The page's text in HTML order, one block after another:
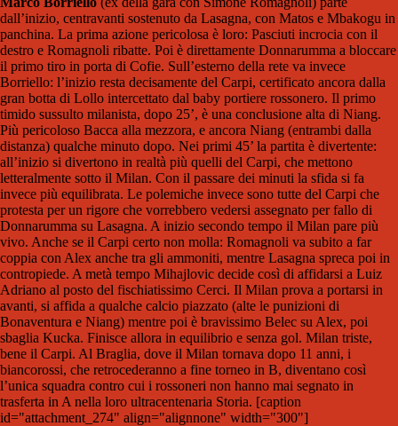
dall’inizio, centravanti sostenuto da Lasagna, con Matos e Mbakogu in
panchina. La prima azione pericolosa è loro: Pasciuti incrocia con il
destro e Romagnoli ribatte. Poi è direttamente Donnarumma a bloccare
il primo tiro in porta di Cofie. Sull’esterno della rete va invece
Borriello: l’inizio resta decisamente del Carpi, certificato ancora dalla
gran botta di Lollo intercettato dal baby portiere rossonero. Il primo
timido sussulto milanista, dopo 25’, è una conclusione alta di Niang.
Più pericoloso Bacca alla mezzora, e ancora Niang (entrambi dalla
distanza) qualche minuto dopo. Nei primi 45’ la partita è divertente:
all’inizio si divertono in realtà più quelli del Carpi, che mettono
letteralmente sotto il Milan. Con il passare dei minuti la sfida si fa
invece più equilibrata. Le polemiche invece sono tutte del Carpi che
protesta per un rigore che vorrebbero vedersi assegnato per fallo di
Donnarumma su Lasagna. A inizio secondo tempo il Milan pare più
vivo. Anche se il Carpi certo non molla: Romagnoli va subito a far
coppia con Alex anche tra gli ammoniti, mentre Lasagna spreca poi in
contropiede. A metà tempo Mihajlovic decide così di affidarsi a Luiz
Adriano al posto del fischiatissimo Cerci. Il Milan prova a portarsi in
avanti, si affida a qualche calcio piazzato (alte le punizioni di
Bonaventura e Niang) mentre poi è bravissimo Belec su Alex, poi
sbaglia Kucka. Finisce allora in equilibrio e senza gol. Milan triste,
bene il Carpi. Al Braglia, dove il Milan tornava dopo 11 anni, i
biancorossi, che retrocederanno a fine torneo in B, diventano così
l’unica squadra contro cui i rossoneri non hanno mai segnato in
trasferta in A nella loro ultracentenaria Storia. [caption
id="attachment_274" align="alignnone" width="300"]